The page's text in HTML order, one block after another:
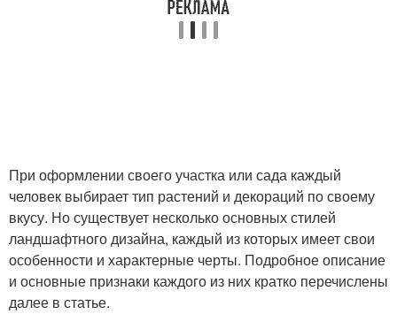
При оформлении своего участка или сада каждый
человек выбирает тип растений и декораций по своему
вкусу. Но существует несколько основных стилей
ландшафтного дизайна, каждый из которых имеет свои
особенности и характерные черты. Подробное описание
и основные признаки каждого из них кратко перечислены
далее в статье.